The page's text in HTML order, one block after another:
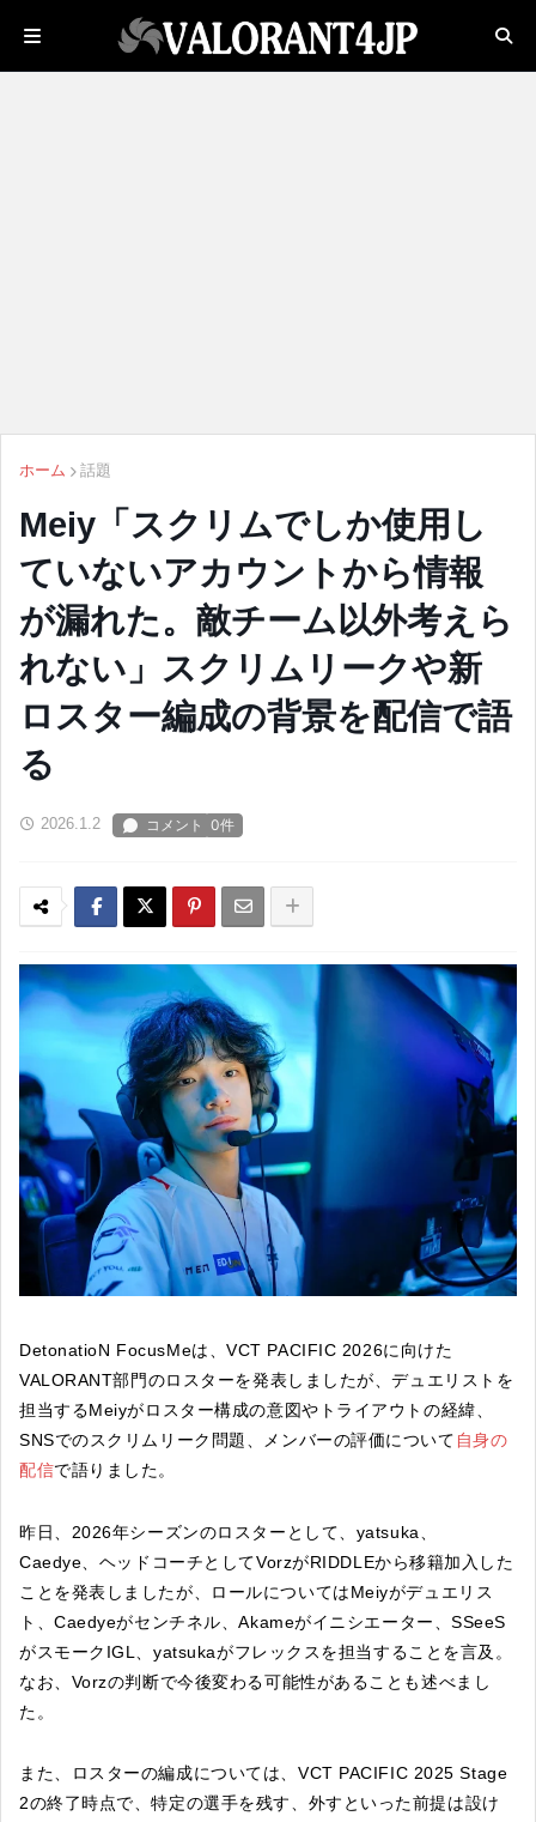
ホーム 話題
Meiy「スクリムでしか使用し
ていないアカウントから情報
が漏れた。敵チーム以外考えら
れない」スクリムリークや新
ロスター編成の背景を配信で語
る
2026.1.2
DetonatioN FocusMeは、VCT PACIFIC 2026に向けた
VALORANT部門のロスターを発表しましたが、デュエリストを
担当するMeiyがロスター構成の意図やトライアウトの経緯、
SNSでのスクリムリーク問題、メンバーの評価について 自身の
配信で語りました。
昨日、2026年シーズンのロスターとして、yatsuka、
Caedye、ヘッドコーチとしてVorzがRIDDLEから移籍加入した
ことを発表しましたが、ロールについてはMeiyがデュエリス
ト、Caedyeがセンチネル、Akameがイニシエーター、SSeeS
がスモークIGL、yatsukaがフレックスを担当することを言及。
なお、Vorzの判断で今後変わる可能性があることも述べまし
た。
また、ロスターの編成については、VCT PACIFIC 2025 Stage
2の終了時点で、特定の選手を残す、外すといった前提は設け